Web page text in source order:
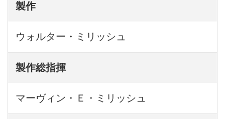
製作
ウォルター・ミリッシュ
製作総指揮
マーヴィン・Ｅ・ミリッシュ